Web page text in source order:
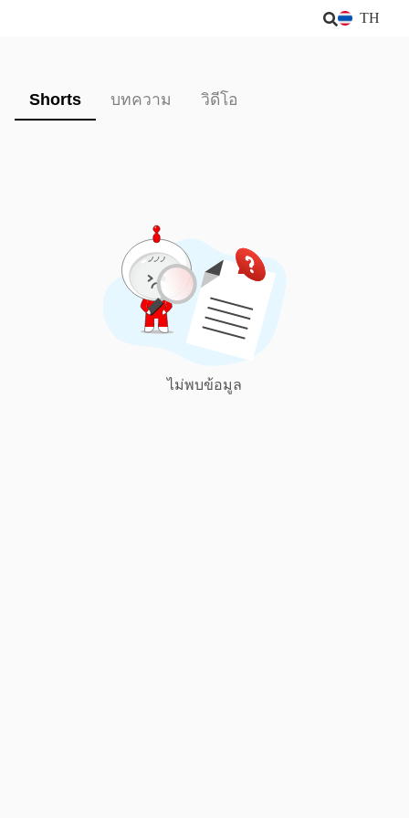
TH
Shorts บทความ วิดีโอ
ไม่พบข้อมูล